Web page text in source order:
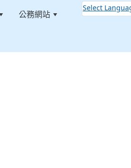
公務網站
Select